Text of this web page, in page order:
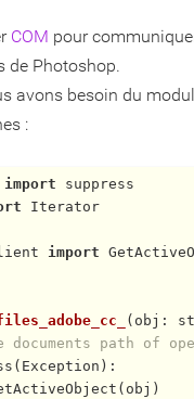
COM pour
de Photoshop.
avons besoin du
:
import
Iterator
import
(obj:
documents path of
(Exception):
(obj)